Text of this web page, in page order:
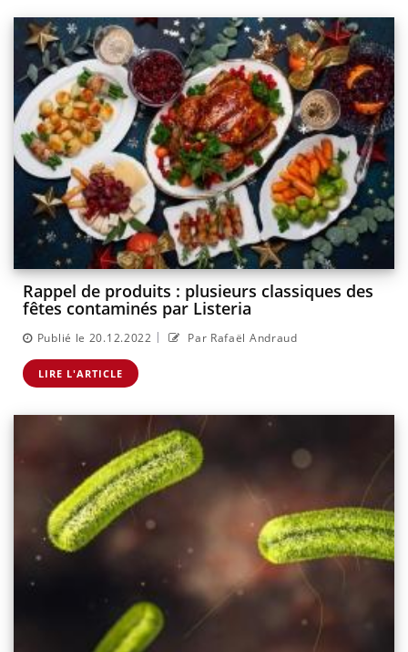
Rappel de produits : plusieurs classiques des
fêtes contaminés par Listeria
Publié le 20.12.2022 | Par Rafaël Andraud
LIRE L'ARTICLE